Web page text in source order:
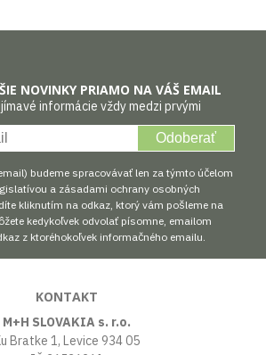
NOVINKY PRIAMO NA VÁŠ EMAIL
informácie vždy medzi prvými
Odoberať
budeme spracovávať len za týmto účelom
a zásadami ochrany osobných
kliknutím na odkaz, ktorý vám pošleme na
kedykoľvek odvolať písomne, emailom
z ktoréhokoľvek informačného emailu.
KONTAKT
M+H SLOVAKIA s. r.o.
Bratke 1, Levice 934 05